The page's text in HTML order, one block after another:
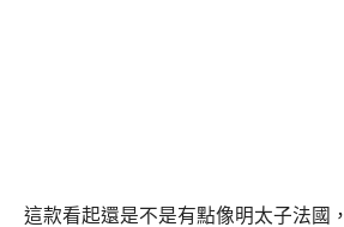
這款看起還是不是有點像明太子法國，